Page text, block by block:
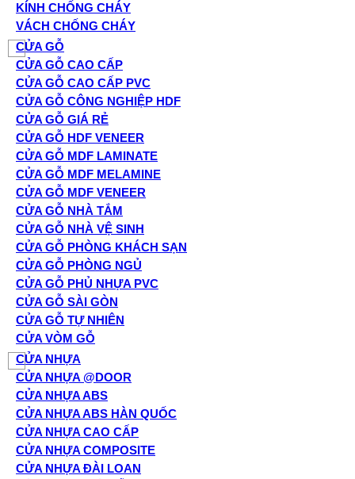
KÍNH CHỐNG CHÁY
VÁCH CHỐNG CHÁY
CỬA GỖ
CỬA GỖ CAO CẤP
CỬA GỖ CAO CẤP PVC
CỬA GỖ CÔNG NGHIỆP HDF
CỬA GỖ GIÁ RẺ
CỬA GỖ HDF VENEER
CỬA GỖ MDF LAMINATE
CỬA GỖ MDF MELAMINE
CỬA GỖ MDF VENEER
CỬA GỖ NHÀ TẮM
CỬA GỖ NHÀ VỆ SINH
CỬA GỖ PHÒNG KHÁCH SẠN
CỬA GỖ PHÒNG NGỦ
CỬA GỖ PHỦ NHỰA PVC
CỬA GỖ SÀI GÒN
CỬA GỖ TỰ NHIÊN
CỬA VÒM GỖ
CỬA NHỰA
CỬA NHỰA @DOOR
CỬA NHỰA ABS
CỬA NHỰA ABS HÀN QUỐC
CỬA NHỰA CAO CẤP
CỬA NHỰA COMPOSITE
CỬA NHỰA ĐÀI LOAN